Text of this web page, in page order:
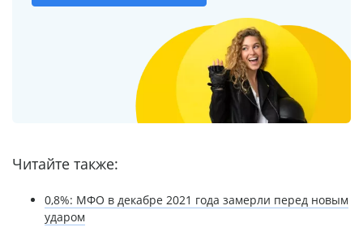
Читайте также:
0,8%: МФО в декабре 2021 года замерли перед новым
ударом